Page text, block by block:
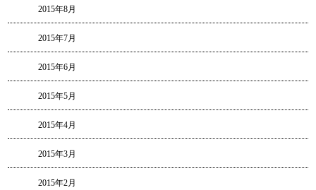
2015年8月
2015年7月
2015年6月
2015年5月
2015年4月
2015年3月
2015年2月